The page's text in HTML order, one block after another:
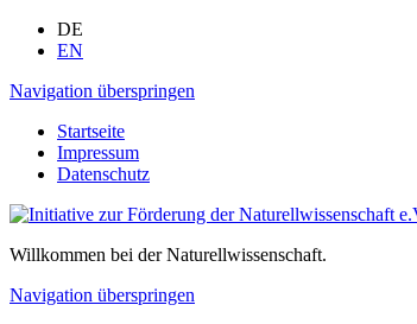
DE
EN
Navigation überspringen
Startseite
Impressum
Datenschutz
Willkommen bei derNaturellwissenschaft.
Navigation überspringen